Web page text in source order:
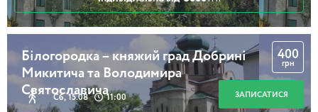
Білогородка – княжий град Добрині
Микитича та Володимира
Святославича
Сб, 15.08 11:00
400
грн
ЗАПИСАТИСЯ